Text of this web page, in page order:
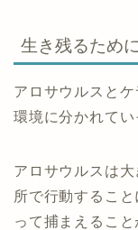
生き残るため
アロサウルスと
環境に分かれてい
アロサウルスは
所で行動するこ
って捕まえること